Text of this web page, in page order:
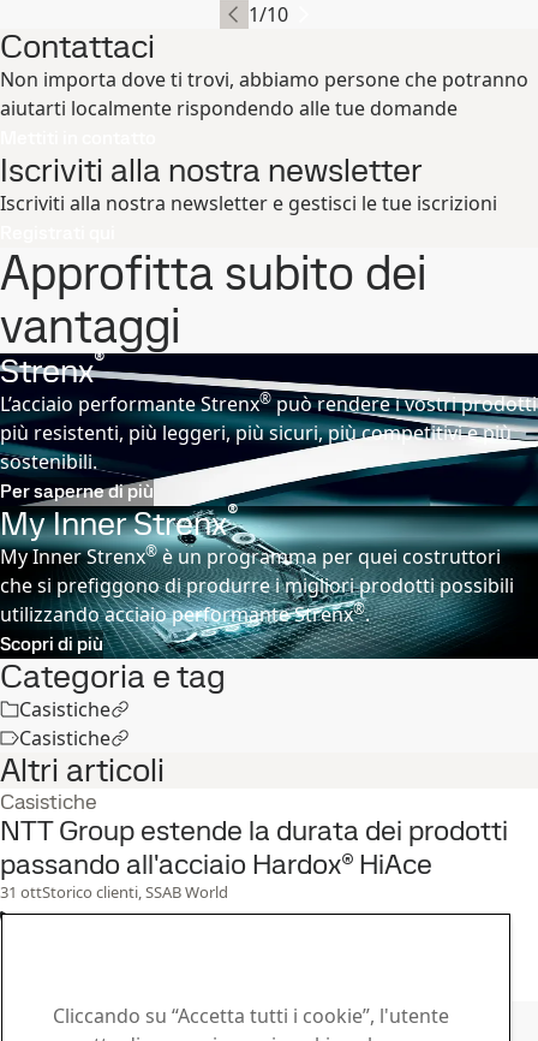
1/10
Contattaci
Non importa dove ti trovi, abbiamo persone che potranno
aiutarti localmente rispondendo alle tue domande
Iscriviti alla nostra newsletter
Iscriviti alla nostra newsletter e gestisci le tue iscrizioni
Approfitta subito dei
vantaggi
Strenx®
L’acciaio performante Strenx®può rendere i vostri prodotti
più resistenti, più leggeri, più sicuri, più competitivi e più
sostenibili.
Per saperne di più
My Inner Strenx®
My Inner Strenx®è un programma per quei costruttori
che si prefiggono di produrre i migliori prodotti possibili
utilizzando acciaio performante Strenx®.
Scopri di più
Categoria e tag
Casistiche
Casistiche
Altri articoli
Casistiche
NTT Group estende la durata dei prodotti
passando all'acciaio Hardox® HiAce
31 ottStorico clienti, SSAB World
Leggi tutta la storia
Contatto SSAB
Cliccando su “Accetta tutti i cookie”, l'utente